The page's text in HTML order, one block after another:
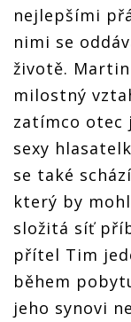
nejlepšími
nimi se
životě.
milostný
zatímco otec
sexy
se také
který by
složitá síť
přítel Tim
během
jeho synovi